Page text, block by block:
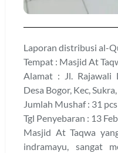
Laporan distribusi al-
Tempat : Masjid At
Alamat : Jl. Rajawali
Desa Bogor, Kec,
Jumlah Mushaf : 31 pcs
Tgl Penyebaran : 13
Masjid At Taqwa
indramayu, sangat